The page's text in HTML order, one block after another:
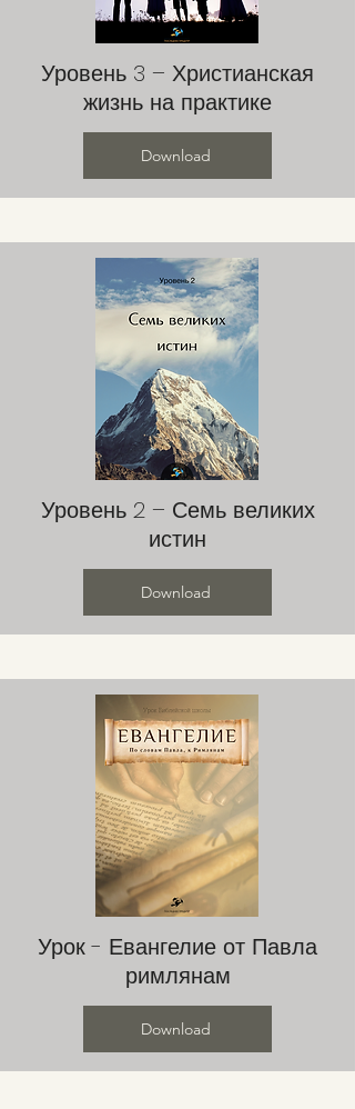
Уровень 3 – Христианская
жизнь на практике
Download
Уровень 2 – Семь великих
истин
Download
Урок - Евангелие от Павла
римлянам
Download